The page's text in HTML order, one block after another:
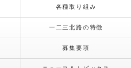
各種取り組み
一二三北路の特徴
募集要項